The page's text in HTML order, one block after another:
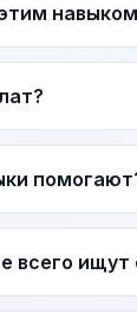
всего